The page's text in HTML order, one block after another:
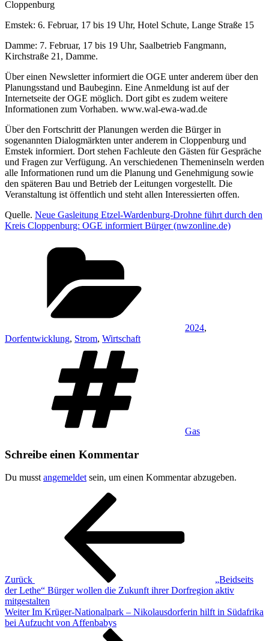
Cloppenburg
Emstek: 6. Februar, 17 bis 19 Uhr, Hotel Schute, Lange Straße 15
Damme: 7. Februar, 17 bis 19 Uhr, Saalbetrieb Fangmann,
Kirchstraße 21, Damme.
Über einen Newsletter informiert die OGE unter anderem über den
Planungsstand und Baubeginn. Eine Anmeldung ist auf der
Internetseite der OGE möglich. Dort gibt es zudem weitere
Informationen zum Vorhaben. www.wal-ewa-wad.de
Über den Fortschritt der Planungen werden die Bürger in
sogenannten Dialogmärkten unter anderem in Cloppenburg und
Emstek informiert. Dort stehen Fachleute den Gästen für Gespräche
und Fragen zur Verfügung. An verschiedenen Themeninseln werden
alle Informationen rund um die Planung und Genehmigung sowie
den späteren Bau und Betrieb der Leitungen vorgestellt. Die
Veranstaltung ist öffentlich und steht allen Interessierten offen.
Quelle. Neue Gasleitung Etzel-Wardenburg-Drohne führt durch den
Kreis Cloppenburg: OGE informiert Bürger (nwzonline.de)
2024,
Dorfentwicklung, Strom, Wirtschaft
Gas
Schreibe einen Kommentar
Du musst angemeldet sein, um einen Kommentar abzugeben.
Beitragsnavigation
Zurück
„Beidseits
der Lethe“ Bürger wollen die Zukunft ihrer Dorfregion aktiv
mitgestalten
Nächster
Beitrag
Weiter Im Krüger-Nationalpark – Nikolausdorferin hilft in Südafrika
bei Aufzucht von Affenbabys